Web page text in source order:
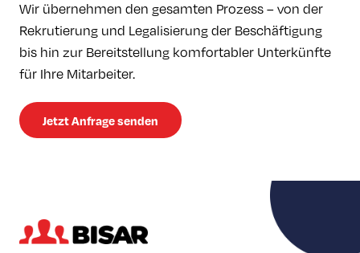
Wir übernehmen den gesamten Prozess – von der
Rekrutierung und Legalisierung der Beschäftigung
bis hin zur Bereitstellung komfortabler Unterkünfte
für Ihre Mitarbeiter.
Jetzt Anfrage senden